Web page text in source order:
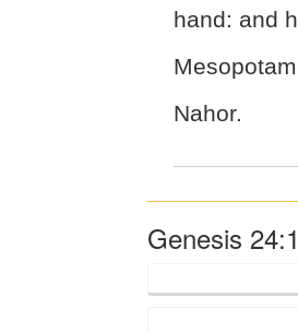
hand: and
Nahor.
Genesis